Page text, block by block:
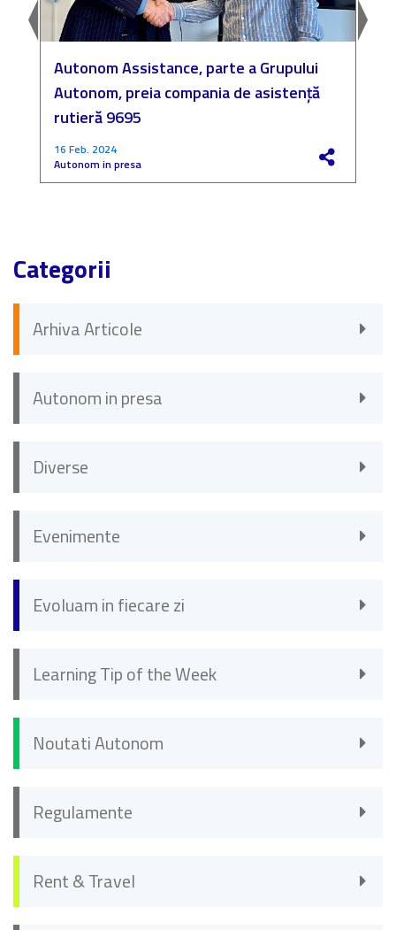
Autonom Assistance, parte a Grupului
Autonom, preia compania de asistență
rutieră 9695
16 Feb. 2024
Autonom in presa
Categorii
Arhiva Articole
Autonom in presa
Diverse
Evenimente
Evoluam in fiecare zi
Learning Tip of the Week
Noutati Autonom
Regulamente
Rent & Travel